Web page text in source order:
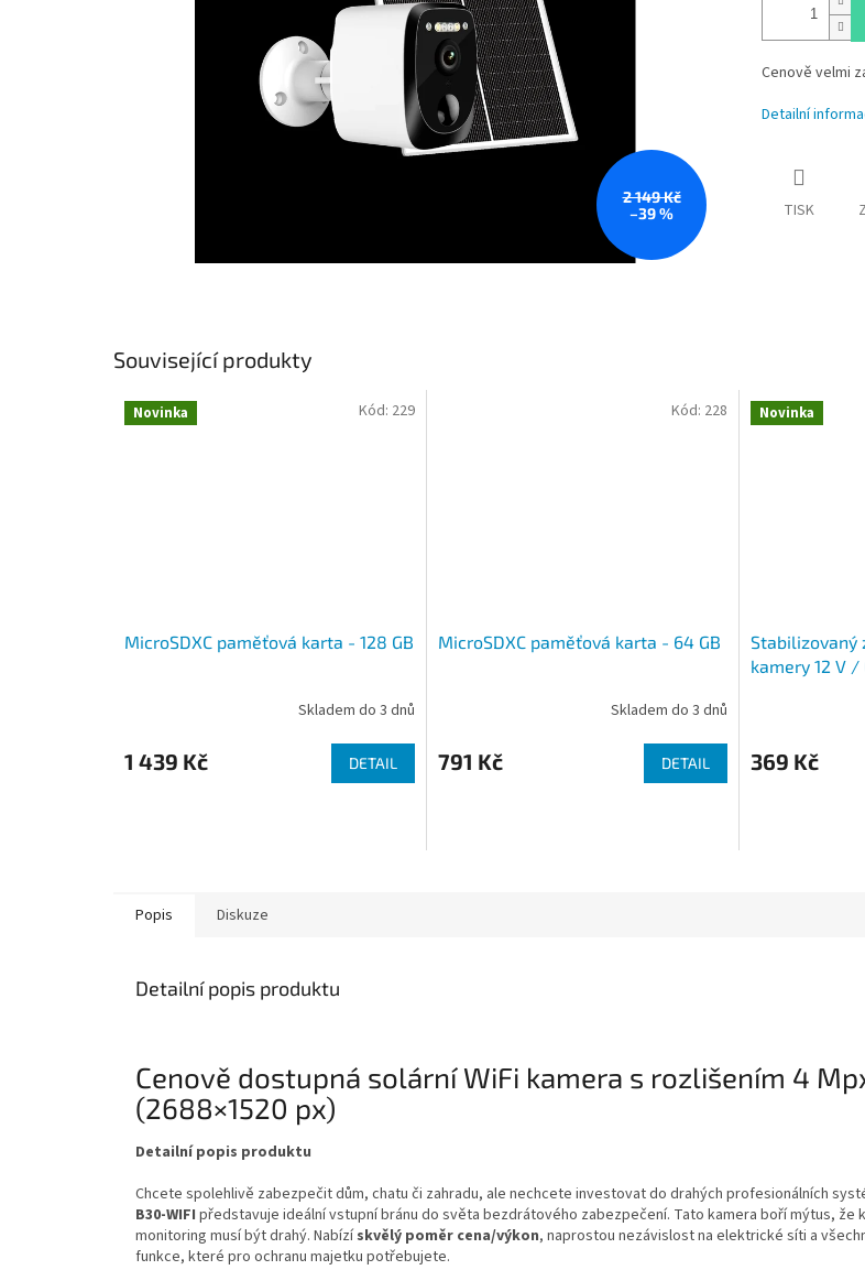
2 149 Kč
–39 %
Cenově velmi
Detailní
TISK
Související produkty
Novinka
MicroSDXC paměťová karta - 128 GB
Skladem do 3 dnů
1 439 Kč DETAIL
Kód: 229
MicroSDXC paměťová karta - 64 GB
Skladem do 3 dnů
791 Kč DETAIL
Kód: 228 Novinka
Stabilizovaný
kamery 12 V /
369 Kč
Popis Diskuze
Detailní popis produktu
Cenově dostupná solární WiFi kamera s rozlišením 4
(2688×1520 px)
Detailní popis produktu
Chcete spolehlivě zabezpečit dům, chatu či zahradu, ale nechcete investovat do drahých profesionálních
B30-WIFI představuje ideální vstupní bránu do světa bezdrátového zabezpečení. Tato kamera boří mýtus, že
monitoring musí být drahý. Nabízískvělý poměr cena/výkon, naprostou nezávislost na elektrické síti a
funkce, které pro ochranu majetku potřebujete.